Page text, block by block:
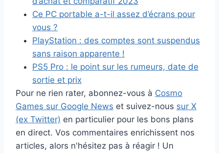
Ce PC portable a-t-il assez d’écrans pour
vous ?
PlayStation : des comptes sont suspendus
sans raison apparente !
PS5 Pro : le point sur les rumeurs, date de
sortie et prix
Pour ne rien rater, abonnez-vous à Cosmo
Games sur Google News et suivez-nous sur X
(ex Twitter) en particulier pour les bons plans
en direct. Vos commentaires enrichissent nos
articles, alors n'hésitez pas à réagir ! Un